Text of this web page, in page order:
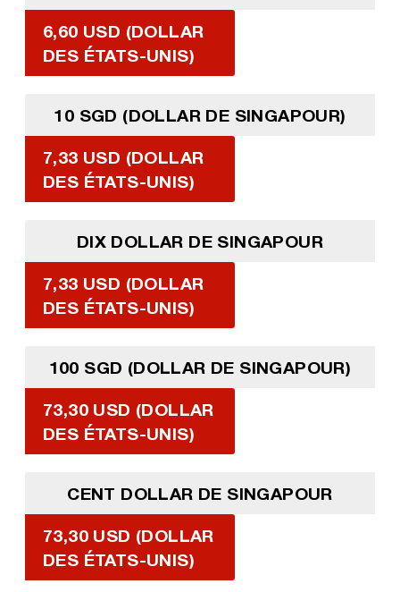
6,60 USD (DOLLAR
DES ÉTATS-UNIS)
10 SGD (DOLLAR DE SINGAPOUR)
7,33 USD (DOLLAR
DES ÉTATS-UNIS)
DIX DOLLAR DE SINGAPOUR
7,33 USD (DOLLAR
DES ÉTATS-UNIS)
100 SGD (DOLLAR DE SINGAPOUR)
73,30 USD (DOLLAR
DES ÉTATS-UNIS)
CENT DOLLAR DE SINGAPOUR
73,30 USD (DOLLAR
DES ÉTATS-UNIS)